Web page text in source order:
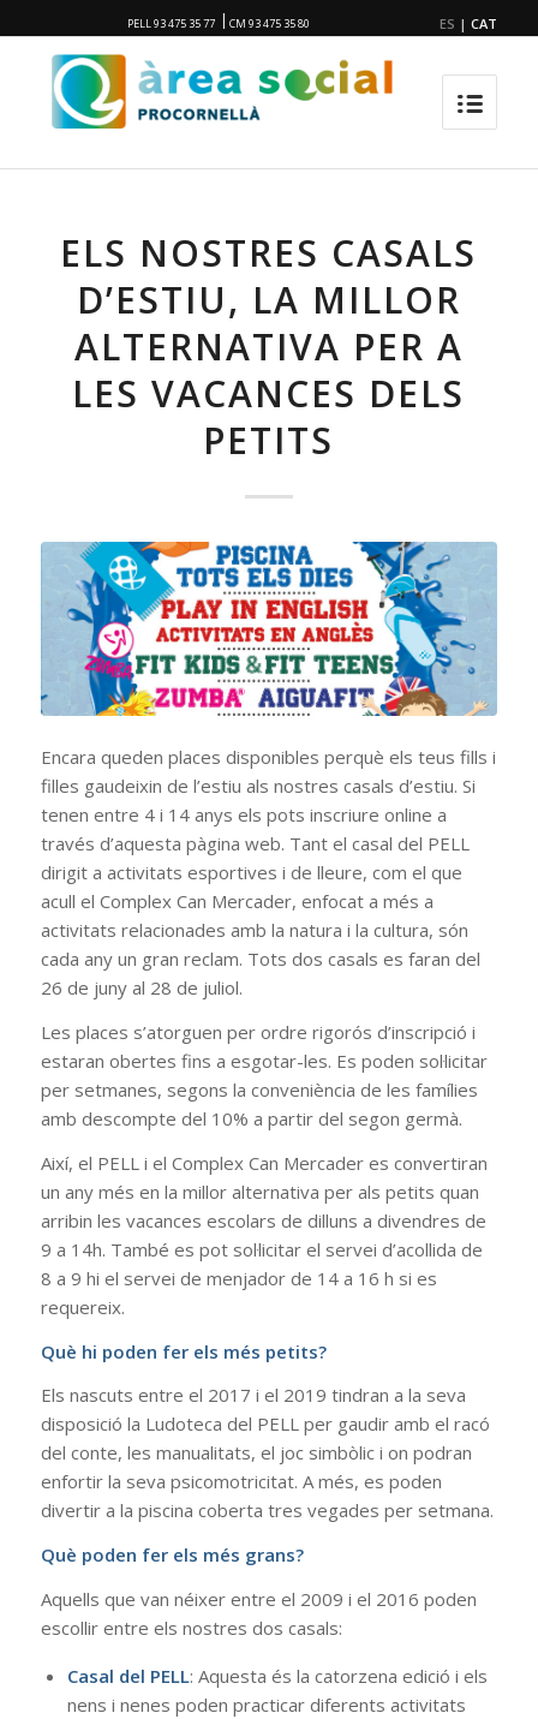
PELL 93 475 35 77 | CM 93 475 35 80 ES |CAT
ELS NOSTRES CASALS
D’ESTIU, LA MILLOR
ALTERNATIVA PER A
LES VACANCES DELS
PETITS
Encara queden places disponibles perquè els teus fills i
filles gaudeixin de l’estiu als nostres casals d’estiu. Si
tenen entre 4 i 14 anys els pots inscriure online a
través d’aquesta pàgina web. Tant el casal del PELL
dirigit a activitats esportives i de lleure, com el que
acull el Complex Can Mercader, enfocat a més a
activitats relacionades amb la natura i la cultura, són
cada any un gran reclam. Tots dos casals es faran del
26 de juny al 28 de juliol.
Les places s’atorguen per ordre rigorós d’inscripció i
estaran obertes fins a esgotar-les. Es poden sol·licitar
per setmanes, segons la conveniència de les famílies
amb descompte del 10% a partir del segon germà.
Així, el PELL i el Complex Can Mercader es convertiran
un any més en la millor alternativa per als petits quan
arribin les vacances escolars de dilluns a divendres de
9 a 14h. També es pot sol·licitar el servei d’acollida de
8 a 9 hi el servei de menjador de 14 a 16 h si es
requereix.
Què hi poden fer els més petits?
Els nascuts entre el 2017 i el 2019 tindran a la seva
disposició la Ludoteca del PELL per gaudir amb el racó
del conte, les manualitats, el joc simbòlic i on podran
enfortir la seva psicomotricitat. A més, es poden
divertir a la piscina coberta tres vegades per setmana.
Què poden fer els més grans?
Aquells que van néixer entre el 2009 i el 2016 poden
escollir entre els nostres dos casals:
Casal del PELL: Aquesta és la catorzena edició i els
nens i nenes poden practicar diferents activitats